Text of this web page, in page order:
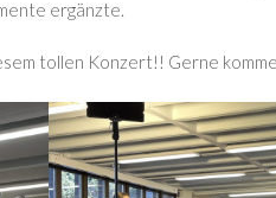
ergänzte.
tollen Konzert!! Gerne